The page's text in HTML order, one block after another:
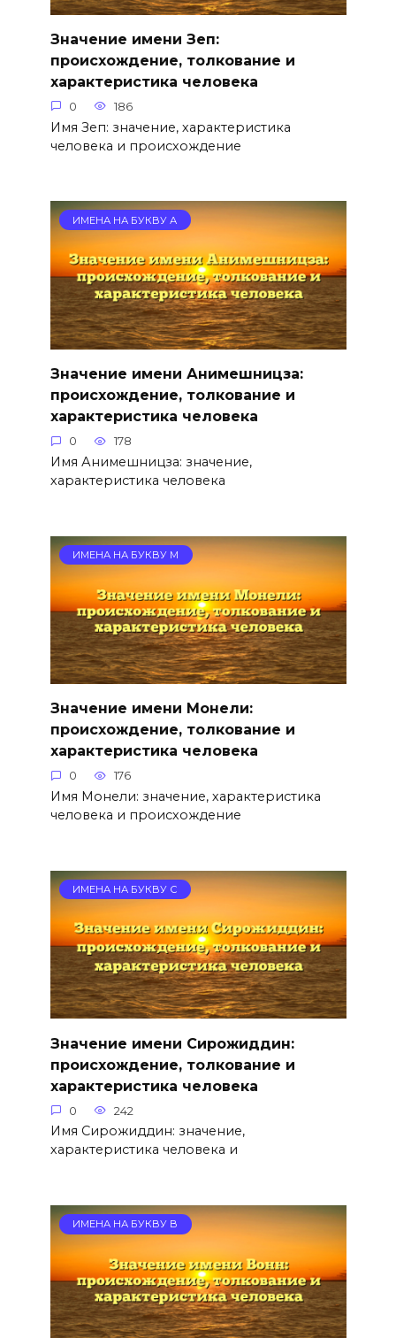
Значение имени Зеп:
происхождение, толкование и
характеристика человека
0 186
Имя Зеп: значение, характеристика
человека и происхождение
ИМЕНА НА БУКВУ А
Значение имени Анимешницза:
происхождение, толкование и
характеристика человека
0 178
Имя Анимешницза: значение,
характеристика человека
ИМЕНА НА БУКВУ М
Значение имени Монели:
происхождение, толкование и
характеристика человека
0 176
Имя Монели: значение, характеристика
человека и происхождение
ИМЕНА НА БУКВУ С
Значение имени Сирожиддин:
происхождение, толкование и
характеристика человека
0 242
Имя Сирожиддин: значение,
характеристика человека и
ИМЕНА НА БУКВУ В